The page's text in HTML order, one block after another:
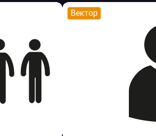
Вектор